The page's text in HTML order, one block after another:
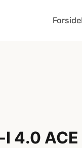
Forside
I 4.0